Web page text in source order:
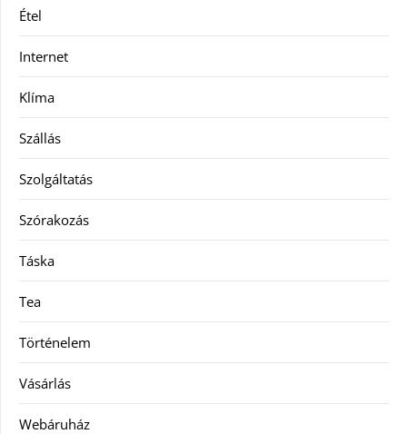
Étel
Internet
Klíma
Szállás
Szolgáltatás
Szórakozás
Táska
Tea
Történelem
Vásárlás
Webáruház